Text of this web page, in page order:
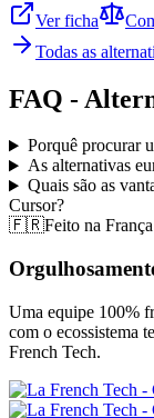
Ver ficha
Todas as
FAQ -
Porquê procurar
As alternativas
Quais são as
Cursor?
🇫🇷Feito na França
Uma equipe 100%
com o ecossistema
French Tech.